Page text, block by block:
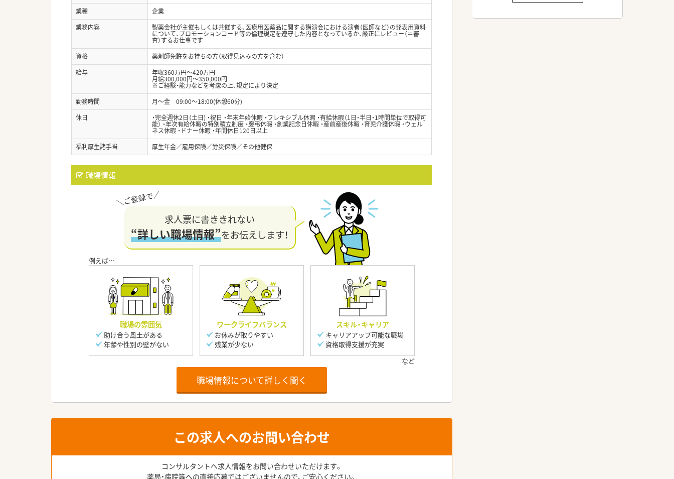
業種
企業
業務内容
製薬会社が主催もしくは共催する、医療用医薬品に関する講演会における演者（医師など）の発表用資料
について、プロモーションコード等の倫理規定を遵守した内容となっているか、厳正にレビュー（＝審
査）するお仕事です
資格
薬剤師免許をお持ちの方（取得見込みの方を含む）
給与
年収360万円～420万円
月給300,000円～350,000円
※ご経験・能力などを考慮の上、規定により決定
勤務時間
月～金 09:00～18:00(休憩60分)
休日
・完全週休2日（土日) ・祝日 ・年末年始休暇 ・フレキシブル休暇 ・有給休暇（1日・半日・1時間単位で取得可
能） ・年次有給休暇の特別積立制度 ・慶弔休暇 ・創業記念日休暇 ・産前産後休暇 ・育児介護休暇 ・ウェル
ネス休暇 ・ドナー休暇 ・年間休日120日以上
福利厚生諸手当
厚生年金／雇用保険／労災保険／その他健保
職場情報
求人票に書ききれない
“詳しい職場情報”をお伝えします！
職場の雰囲気
助け合う風土がある
年齢や性別の壁がない
ワークライフバランス
お休みが取りやすい
残業が少ない
スキル・キャリア
キャリアアップ可能な職場
資格取得支援が充実
職場情報について詳しく聞く
この求人へのお問い合わせ
コンサルタントへ求人情報をお問い合わせいただけます。
薬局・病院等への直接応募ではございませんので、ご安心ください。